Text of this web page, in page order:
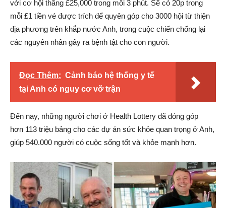
với cơ hội thắng £25,000 trong mỗi 3 phút. Sẽ có 20p trong
mỗi £1 tiền vé được trích để quyên góp cho 3000 hội từ thiện
địa phương trên khắp nước Anh, trong cuộc chiến chống lại
các nguyên nhân gây ra bệnh tật cho con người.
Đọc Thêm: Cảnh báo hệ thống y tế
tại Anh có nguy cơ vỡ trận
Đến nay, những người chơi ở Health Lottery đã đóng góp
hơn 113 triệu bảng cho các dự án sức khỏe quan trọng ở Anh,
giúp 540.000 người có cuộc sống tốt và khỏe mạnh hơn.